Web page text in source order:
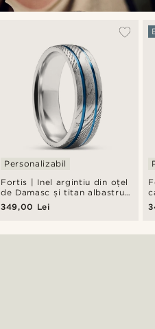
Fortis | Inel argintiu din oțel
de Damasc și titan albastru
cu două caneluri
Personalizabil
349,00 Lei